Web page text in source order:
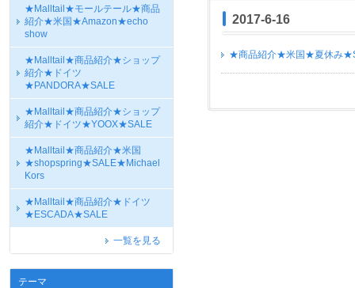
★Malltail★モールテール★商品
紹介★米国★Amazon★echo
show
★Malltail★商品紹介★ショップ
紹介★ドイツ
★PANDORA★SALE
★Malltail★商品紹介★ショップ
紹介★ドイツ★YOOX★SALE
★Malltail★商品紹介★米国
★shopspring★SALE★Michael
Kors
★Malltail★商品紹介★ドイツ
★ESCADA★SALE
一覧を見る
テーマ
2017-6-16
★商品紹介★米国★夏休み